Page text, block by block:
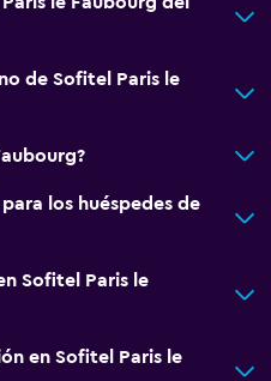
de Sofitel Paris le
los huéspedes de
Sofitel Paris le
en Sofitel Paris le